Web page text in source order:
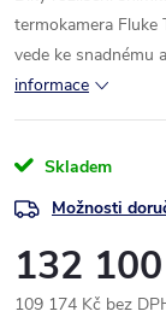
termokamera Fluke
vede ke snadnému
informace
Skladem
Možnosti
132
109 174 Kč bez